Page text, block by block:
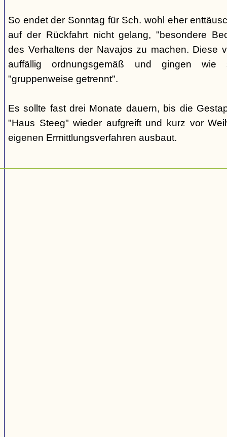
So endet der Sonntag für Sch. wohl eher
auf der Rückfahrt nicht gelang, "besondere
des Verhaltens der Navajos zu machen. Diese
auffällig ordnungsgemäß und gingen wie
"gruppenweise getrennt".
Es sollte fast drei Monate dauern, bis die
"Haus Steeg" wieder aufgreift und kurz vor
eigenen Ermittlungsverfahren ausbaut.